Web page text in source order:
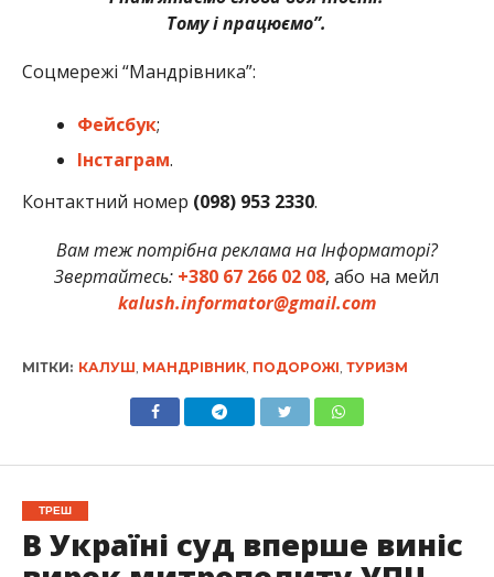
Тому і працюємо”.
Соцмережі “Мандрівника”:
Фейсбук;
Інстаграм.
Контактний номер (098) 953 2330.
Вам теж потрібна реклама на Інформаторі?
Звертайтесь: +380 67 266 02 08, або на мейл
kalush.informator@gmail.com
МІТКИ: КАЛУШ, МАНДРІВНИК, ПОДОРОЖІ, ТУРИЗМ
ТРЕШ
В Україні суд вперше виніс